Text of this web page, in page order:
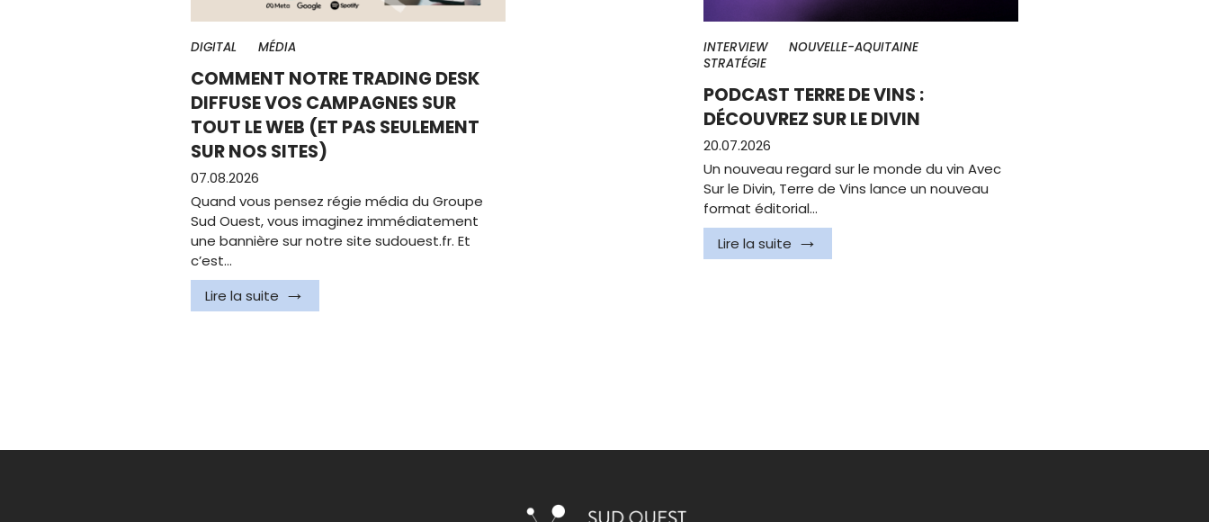
DIGITAL MÉDIA
COMMENT NOTRE TRADING DESK
DIFFUSE VOS CAMPAGNES SUR
TOUT LE WEB (ET PAS SEULEMENT
SUR NOS SITES)
07.08.2026
Quand vous pensez régie média du Groupe
Sud Ouest, vous imaginez immédiatement
une bannière sur notre site sudouest.fr. Et
c’est…
Lire la suite
INTERVIEW
NOUVELLE-AQUITAINE
STRATÉGIE
PODCAST TERRE DE VINS :
DÉCOUVREZ SUR LE DIVIN
20.07.2026
Un nouveau regard sur le monde du vin Avec
Sur le Divin, Terre de Vins lance un nouveau
format éditorial…
Lire la suite